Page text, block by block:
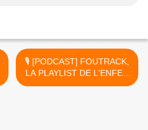
🎙️ [PODCAST] FOUTRACK,
LA PLAYLIST DE L'ENFER
#22 - PÉPLUM >